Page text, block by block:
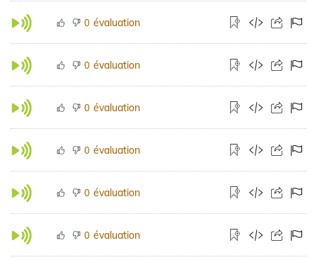
0 évaluation
0 évaluation
0 évaluation
0 évaluation
0 évaluation
0 évaluation